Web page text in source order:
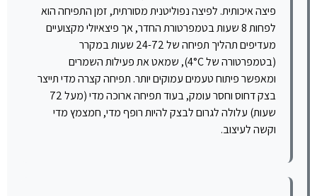
פיצה איכותית. לפיצה נפוליטנית מסורתית, זמן התפיחה הוא
לפחות 8 שעות בטמפרטורת החדר, אך פיצאיולי מקצועיים
מעדיפים תהליך תפיחה של 24-72 שעות במקרר
(בטמפרטורה של 4°C), שמאט את פעילות השמרים
ומאפשר פיתוח טעמים עמוקים יותר. תפיחה קצרה מדי תייצר
בצק דחוס וחסר עומק, בעוד תפיחה ארוכה מדי (מעל 72
שעות) עלולה לגרום לבצק להיות רופף מדי, חמצמץ מדי
וקשה לעיצוב.